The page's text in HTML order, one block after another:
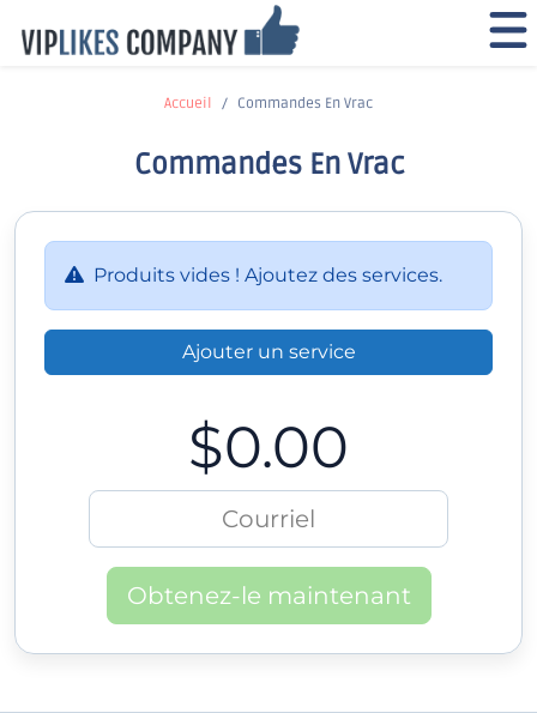
Accueil Commandes En Vrac
Commandes En Vrac
Produits vides ! Ajoutez des services.
Ajouter un service
$0.00
Obtenez-le maintenant